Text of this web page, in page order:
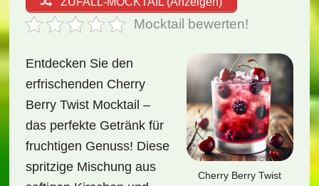
Mocktail bewerten!
Cherry Berry Twist
Entdecken Sie den
erfrischenden Cherry
Berry Twist Mocktail –
das perfekte Getränk für
fruchtigen Genuss! Diese
spritzige Mischung aus